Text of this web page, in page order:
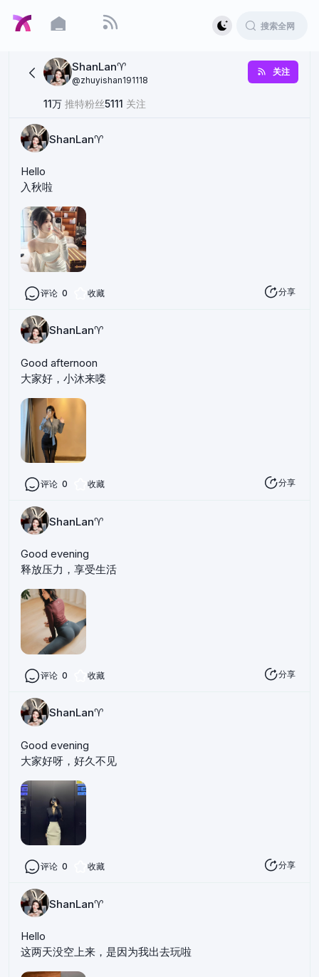
ShanLan♈️
@zhuyishan191118
关注
11万 推特粉丝5111 关注
ShanLan♈️
Hello
入秋啦
评论 0 收藏 分享
ShanLan♈️
Good afternoon
大家好，小沐来喽
评论 0 收藏 分享
ShanLan♈️
Good evening
释放压力，享受生活
评论 0 收藏 分享
ShanLan♈️
Good evening
大家好呀，好久不见
评论 0 收藏 分享
ShanLan♈️
Hello
这两天没空上来，是因为我出去玩啦